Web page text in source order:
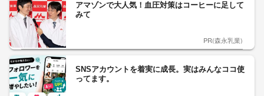
アマゾンで大人気！血圧対策はコーヒーに足して
みて
PR(森永乳業)
SNSアカウントを着実に成長。実はみんなココ使
ってます。